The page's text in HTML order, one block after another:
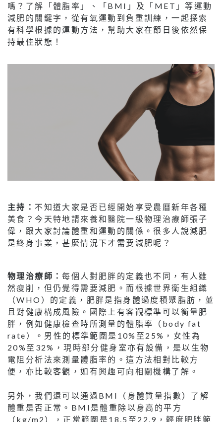
嗎？了解「體脂率」、「BMI」及「MET」等運動
減肥的關鍵字，從有氧運動到負重訓練，一起探索
有科學根據的運動方法，幫助大家在節日後依然保
持最佳狀態！
主持： 不知道大家是否已經開始享受農曆新年各種
美食？今天特地請來養和醫院一級物理治療師張子
偉，跟大家討論體重和運動的關係。很多人說減肥
是終身事業，甚麼情況下才需要減肥呢？
物理治療師：每個人對肥胖的定義也不同，有人雖
然瘦削，但仍覺得需要減肥。而根據世界衛生組織
（WHO）的定義，肥胖是指身體過度積聚脂肪，並
且對健康構成風險。國際上有客觀標準可以衡量肥
胖，例如健康檢查時所測量的體脂率（body fat
rate）。男性的標準範圍是10%至25%，女性為
20%至32%，現時部分健身室亦有設備，是以生物
電阻分析法來測量體脂率的。這方法相對比較方
便，亦比較客觀，如有興趣可向相關機構了解。
另外，我們還可以通過BMI（身體質量指數）了解
體重是否正常。BMI是體重除以身高的平方
（kg/m2），正常範圍是18.5至22.9，輕度肥胖範